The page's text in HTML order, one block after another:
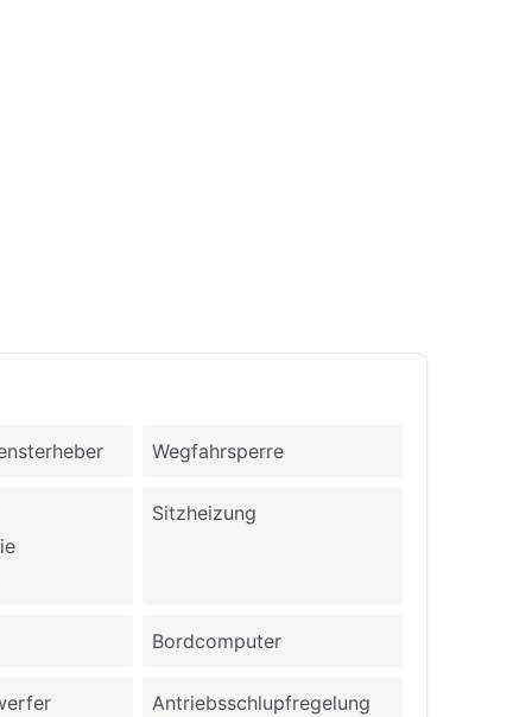
Wegfahrsperre
Sitzheizung
Bordcomputer
Antriebsschlupfregelung